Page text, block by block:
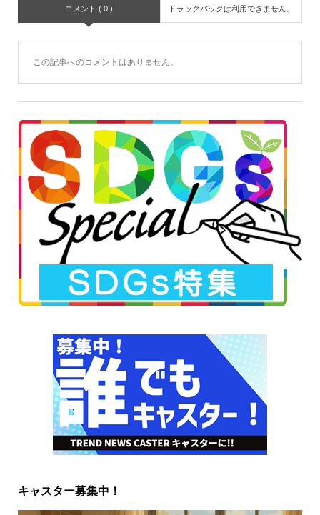
コメント ( 0 ) トラックバックは利用できません。
この記事へのコメントはありません。
キャスター募集中！